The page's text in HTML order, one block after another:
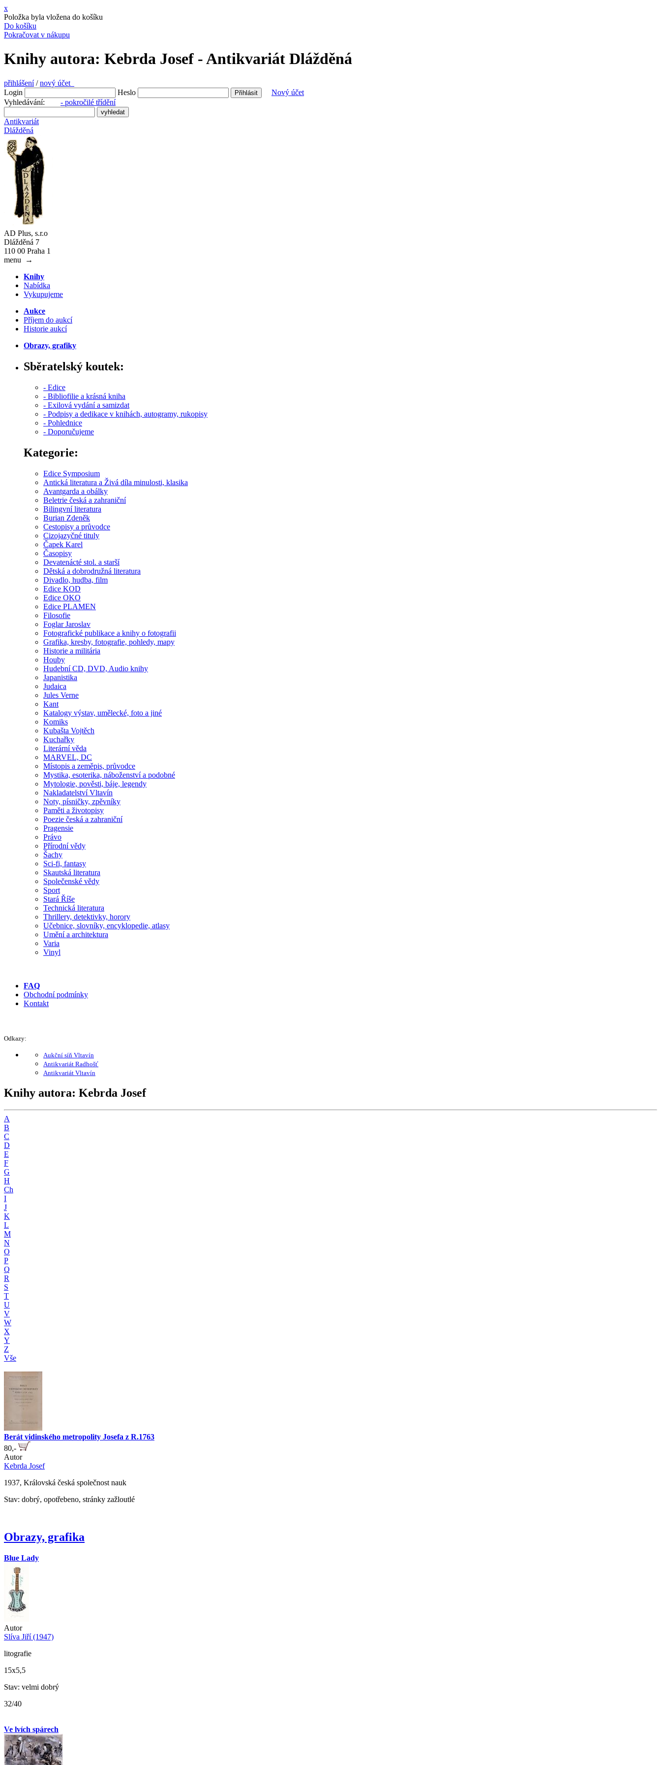
x
Položka byla vložena do košíku
Do košíku
Pokračovat v nákupu
Knihy autora: Kebrda Josef - Antikvariát Dlážděná
přihlášení/nový účet
Login
Heslo
Nový účet
Vyhledávání: - pokročilé třídění
Antikvariát
Dlážděná
AD Plus, s.r.o
Dlážděná 7
110 00 Praha 1
menu
→
Knihy
Nabídka
Vykupujeme
Aukce
Příjem do aukcí
Historie aukcí
Obrazy, grafiky
Sběratelský koutek:
- Edice
- Bibliofilie a krásná kniha
- Exilová vydání a samizdat
- Podpisy a dedikace v knihách, autogramy, rukopisy
- Pohlednice
- Doporučujeme
Kategorie:
Edice Symposium
Antická literatura a Živá díla minulosti, klasika
Avantgarda a obálky
Beletrie česká a zahraniční
Bilingvní literatura
Burian Zdeněk
Cestopisy a průvodce
Cizojazyčné tituly
Čapek Karel
Časopisy
Devatenácté stol. a starší
Dětská a dobrodružná literatura
Divadlo, hudba, film
Edice KOD
Edice OKO
Edice PLAMEN
Filosofie
Foglar Jaroslav
Fotografické publikace a knihy o fotografii
Grafika, kresby, fotografie, pohledy, mapy
Historie a militária
Houby
Hudební CD, DVD, Audio knihy
Japanistika
Judaica
Jules Verne
Kant
Katalogy výstav, umělecké, foto a jiné
Komiks
Kubašta Vojtěch
Kuchařky
Literární věda
MARVEL, DC
Místopis a zeměpis, průvodce
Mystika, esoterika, náboženství a podobné
Mytologie, pověsti, báje, legendy
Nakladatelství Vltavín
Noty, písničky, zpěvníky
Paměti a životopisy
Poezie česká a zahraniční
Pragensie
Právo
Přírodní vědy
Šachy
Sci-fi, fantasy
Skautská literatura
Společenské vědy
Sport
Stará Říše
Technická literatura
Thrillery, detektivky, horory
Učebnice, slovníky, encyklopedie, atlasy
Umění a architektura
Varia
Vinyl
FAQ
Obchodní podmínky
Kontakt
Odkazy:
Aukční síň Vltavín
Antikvariát Radhošť
Antikvariát Vltavín
Knihy autora: Kebrda Josef
A
B
C
D
E
F
G
H
Ch
I
J
K
L
M
N
O
P
Q
R
S
T
U
V
W
X
Y
Z
Vše
Berát vidinského metropolity Josefa z R.1763
80,-
Autor
Kebrda Josef
1937, Královská česká společnost nauk
Stav: dobrý, opotřebeno, stránky zažloutlé
Obrazy, grafika
Blue Lady
Autor
Slíva Jiří (1947)
litografie
15x5,5
Stav: velmi dobrý
32/40
Ve lvích spárech